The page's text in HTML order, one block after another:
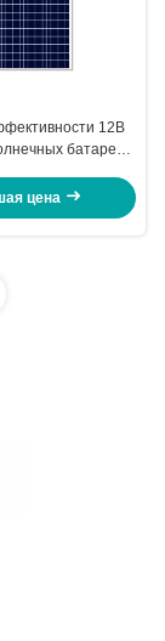
12В
батарей
фильма
цена